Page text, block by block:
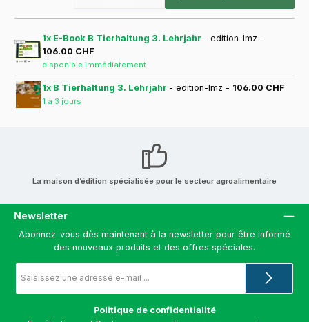
1x E-Book B Tierhaltung 3. Lehrjahr - edition-lmz -
106.00 CHF
disponible immédiatement
1x B Tierhaltung 3. Lehrjahr - edition-lmz - 106.00 CHF
1 à 3 jours
La maison d’édition spécialisée pour le secteur agroalimentaire
Newsletter
Abonnez-vous dès maintenant à la newsletter pour être informé
des nouveaux produits et des offres spéciales.
e-
*
Politique de confidentialité